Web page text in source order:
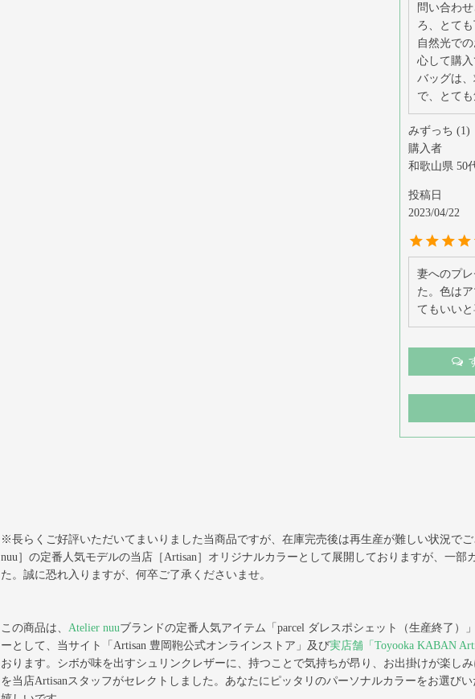
問い合わ
ろ、とて
自然光で
心して購
バッグは
で、とても
みずっち
1
購入者
和歌山県 50
投稿日
2023/04/22
妻へのプ
た。色は
てもいいと
※長らくご好評いただいてまいりました当商品ですが、在庫完売後は再生産が難しい状況で
nuu］の定番人気モデルの当店［Artisan］オリジナルカラーとして展開しておりますが、一部
た。誠に恐れ入りますが、何卒ご了承くださいませ。
この商品は、 Atelier nuuブランドの定番人気アイテム「parcel ダレスポシェット（生産終了）
ーとして、当サイト「Artisan 豊岡鞄公式オンラインストア」及び実店舗「Toyooka KABAN
おります。シボが味を出すシュリンクレザーに、持つことで気持ちが昂り、お出掛けが楽し
を当店Artisanスタッフがセレクトしました。あなたにピッタリのパーソナルカラーをお選び